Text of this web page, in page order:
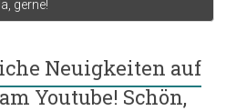
Neuigkeiten auf
Youtube! Schön,